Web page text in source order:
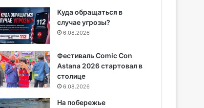
Куда обращаться в
случае угрозы?
6.08.2026
Фестиваль Comic Con
Astana 2026 стартовал в
столице
6.08.2026
На побережье